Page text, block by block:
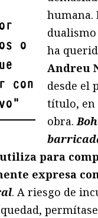
o
con
"
humana.
dualismo
ha
Andreu
desde el
título, en
obra.
para
expresa
. A riesgo de